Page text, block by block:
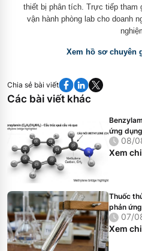
thiết bị phân tích. Trực tiếp
vận hành phòng lab cho doanh
Xem hồ sơ chuyên
Chia sẻ bài viết
Các bài viết khác
ứng
08/
Xem
Thuốc
phản
trọng07/
Xem